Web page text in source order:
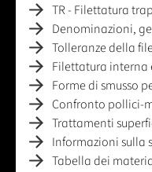
TR - Filettatura
Denominazioni,
Tolleranze della
Filettatura interna
Forme di smusso
Confronto pollici-
Trattamenti
Informazioni sulla
Tabella dei